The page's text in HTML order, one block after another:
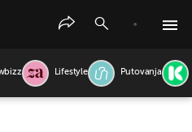
Lifestyle Putovanja